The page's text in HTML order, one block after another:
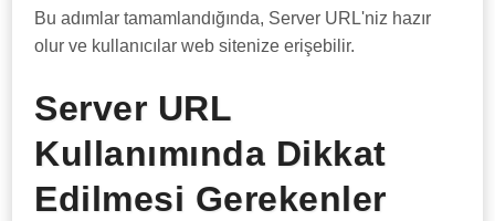
Bu adımlar tamamlandığında, Server URL'niz hazır
olur ve kullanıcılar web sitenize erişebilir.
Server URL
Kullanımında Dikkat
Edilmesi Gerekenler